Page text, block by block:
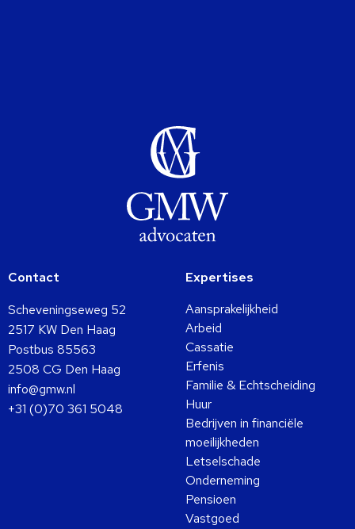
Contact
Scheveningseweg 52
2517 KW Den Haag
Postbus 85563
2508 CG Den Haag
info@gmw.nl
+31 (0)70 361 5048
Expertises
Aansprakelijkheid
Arbeid
Cassatie
Erfenis
Familie & Echtscheiding
Huur
Bedrijven in financiële
moeilijkheden
Letselschade
Onderneming
Pensioen
Vastgoed